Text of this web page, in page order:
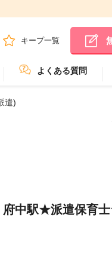
キープ一覧
よくある質問
遣)
府中駅★派遣保育